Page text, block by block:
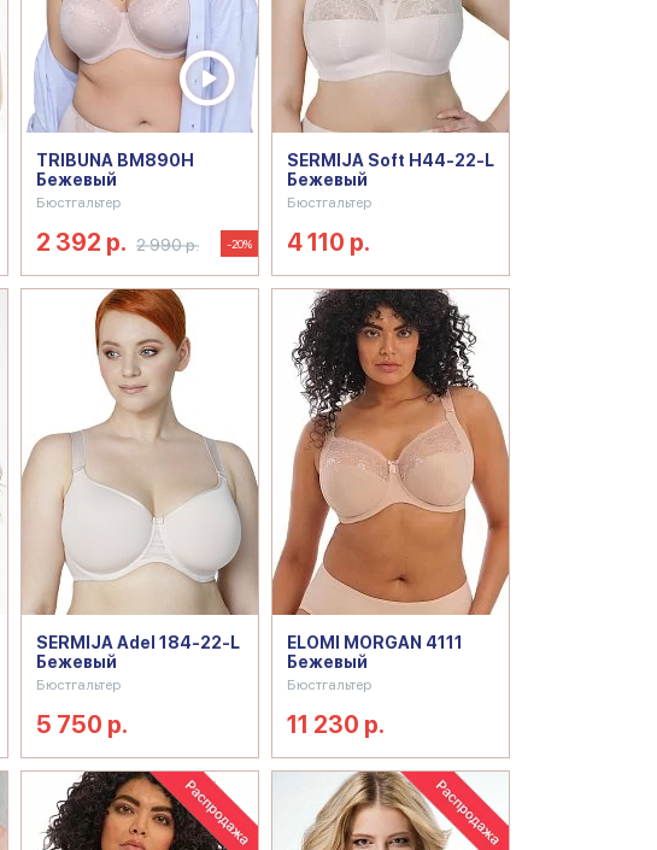
TRIBUNA BM890H
Бежевый
Бюстгальтер
2 392 р. 2 990 р. -20%
SERMIJA Soft H44-22-L
Бежевый
Бюстгальтер
4 110 р.
SERMIJA Adel 184-22-L
Бежевый
Бюстгальтер
5 750 р.
ELOMI MORGAN 4111
Бежевый
Бюстгальтер
11 230 р.